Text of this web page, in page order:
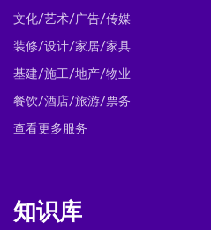
文化/艺术/广告/传媒
装修/设计/家居/家具
基建/施工/地产/物业
餐饮/酒店/旅游/票务
查看更多服务
知识库